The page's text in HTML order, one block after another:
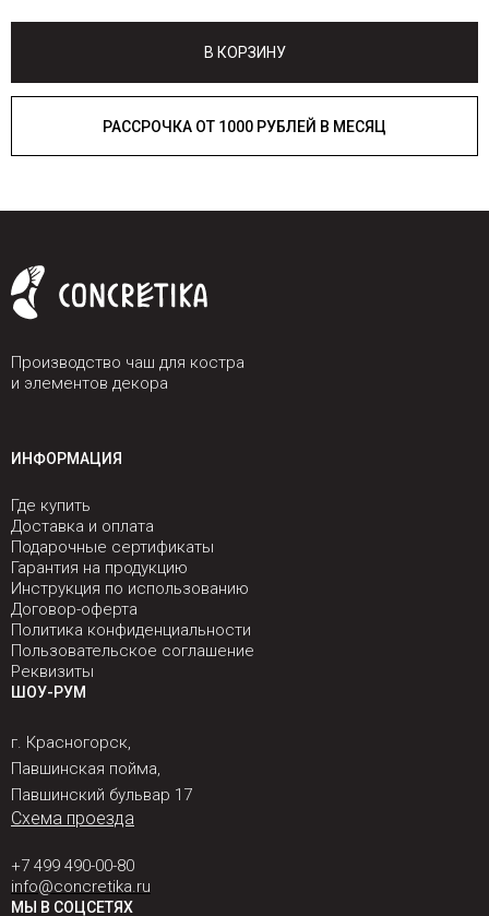
В КОРЗИНУ
РАССРОЧКА ОТ 1000 РУБЛЕЙ В МЕСЯЦ
Производство чаш для костра
и элементов декора
ИНФОРМАЦИЯ
Где купить
Доставка и оплата
Подарочные сертификаты
Гарантия на продукцию
Инструкция по использованию
Договор-оферта
Политика конфиденциальности
Пользовательское соглашение
Реквизиты
ШОУ-РУМ
г. Красногорск,
Павшинская пойма,
Павшинский бульвар 17
Схема проезда
+7 499 490-00-80
info@concretika.ru
МЫ В СОЦСЕТЯХ